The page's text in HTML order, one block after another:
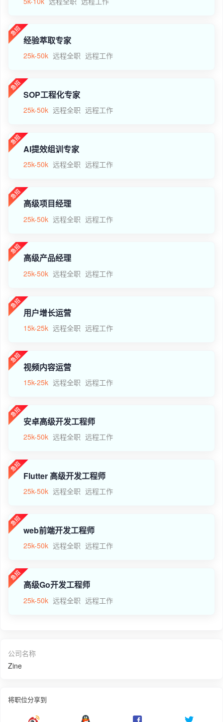
经验萃取专家
25k-50k 远程全职 远程工作
SOP工程化专家
25k-50k 远程全职 远程工作
AI提效组训专家
25k-50k 远程全职 远程工作
高级项目经理
25k-50k 远程全职 远程工作
高级产品经理
25k-50k 远程全职 远程工作
用户增长运营
15k-25k 远程全职 远程工作
视频内容运营
15k-25k 远程全职 远程工作
安卓高级开发工程师
25k-50k 远程全职 远程工作
Flutter 高级开发工程师
25k-50k 远程全职 远程工作
web前端开发工程师
25k-50k 远程全职 远程工作
高级Go开发工程师
25k-50k 远程全职 远程工作
公司名称
Zine
将职位分享到